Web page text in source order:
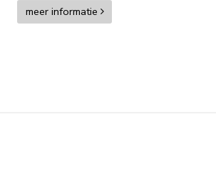
meer informatie